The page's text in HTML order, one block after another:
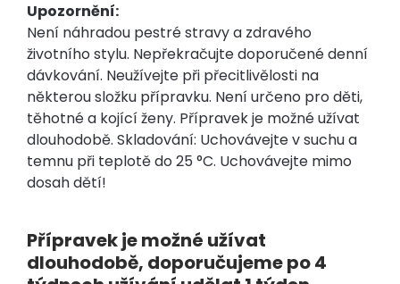
Upozornění:
Není náhradou pestré stravy a zdravého
životního stylu. Nepřekračujte doporučené denní
dávkování. Neužívejte při přecitlivělosti na
některou složku přípravku. Není určeno pro děti,
těhotné a kojící ženy. Přípravek je možné užívat
dlouhodobě. Skladování: Uchovávejte v suchu a
temnu při teplotě do 25 °C. Uchovávejte mimo
dosah dětí!
Přípravek je možné užívat
dlouhodobě, doporučujeme po 4